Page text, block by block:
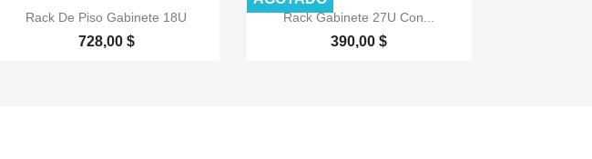
 Vista rápida
Rack De Piso Gabinete 18U
728,00 $
 Vista rápida
Rack Gabinete 27U Con...
390,00 $